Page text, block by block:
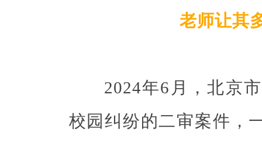
老师让其
2024年6月，北京市
校园纠纷的二审案件，